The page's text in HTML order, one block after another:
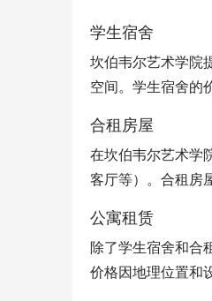
学生宿舍
坎伯韦尔艺术学院
空间。学生宿舍的
合租房屋
在坎伯韦尔艺术学
客厅等）。合租房
公寓租赁
除了学生宿舍和合
价格因地理位置和